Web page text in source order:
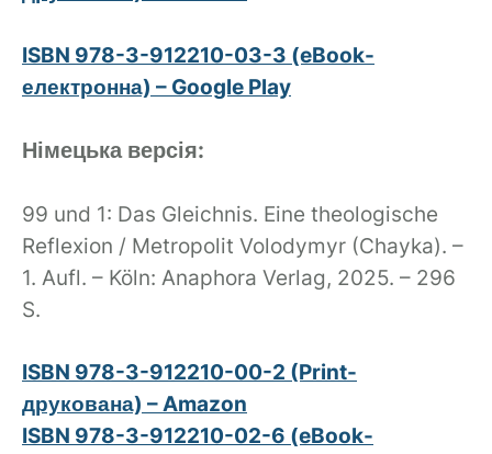
ISBN 978-3-912210-03-3 (eBook-
електронна) – Google Play
Німецька версія:
99 und 1: Das Gleichnis. Eine theologische
Reflexion / Metropolit Volodymyr (Chayka). –
1. Aufl. – Köln: Anaphora Verlag, 2025. – 296
S.
ISBN 978-3-912210-00-2 (Print-
друкована) – Amazon
ISBN 978-3-912210-02-6 (eBook-